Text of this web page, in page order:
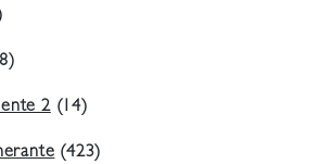
2(14)
(423)